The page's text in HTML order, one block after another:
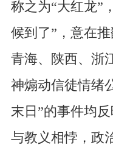
称之为“大红龙”
候到了”，意在
青海、陕西、浙
神煽动信徒情绪
末日”的事件均
与教义相悖，政